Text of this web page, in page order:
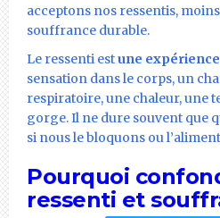
acceptons nos ressentis,
souffrance durable.
Le ressenti estune
sensation dans le corps, un
respiratoire, une chaleur, une
gorge. Il ne dure souvent que
si nous le bloquons ou
Pourquoi
ressenti et